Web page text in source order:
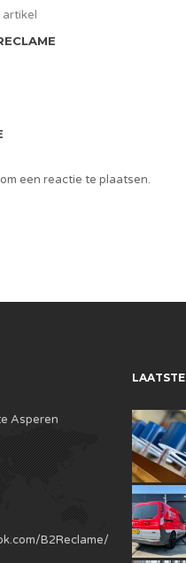
om een reactie te plaatsen.
Asperen
B2Reclame/